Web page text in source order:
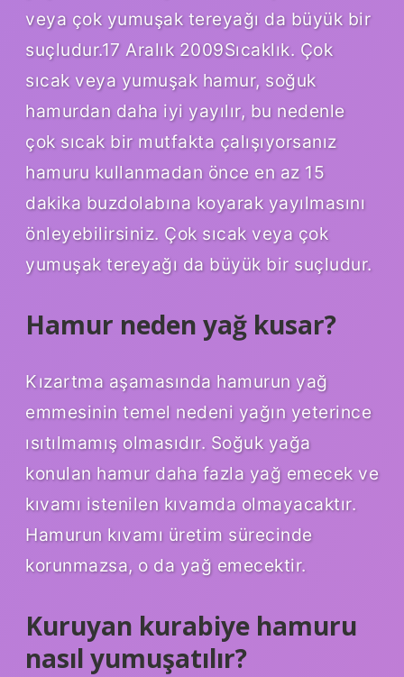
veya çok yumuşak tereyağı da büyük bir
suçludur.17 Aralık 2009Sıcaklık. Çok
sıcak veya yumuşak hamur, soğuk
hamurdan daha iyi yayılır, bu nedenle
çok sıcak bir mutfakta çalışıyorsanız
hamuru kullanmadan önce en az 15
dakika buzdolabına koyarak yayılmasını
önleyebilirsiniz. Çok sıcak veya çok
yumuşak tereyağı da büyük bir suçludur.
Hamur neden yağ kusar?
Kızartma aşamasında hamurun yağ
emmesinin temel nedeni yağın yeterince
ısıtılmamış olmasıdır. Soğuk yağa
konulan hamur daha fazla yağ emecek ve
kıvamı istenilen kıvamda olmayacaktır.
Hamurun kıvamı üretim sürecinde
korunmazsa, o da yağ emecektir.
Kuruyan kurabiye hamuru
nasıl yumuşatılır?